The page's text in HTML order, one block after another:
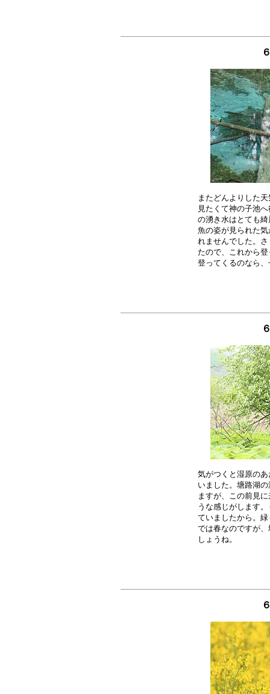
またどんよりした
見たくて神の子池
の湧き水はとても
魚の姿が見られた
れませんでした。
たので、これから
気がつくと湿原の
いました。塘路湖
ますが、この前見
うな感じがします
ていましたから。
では春なのですが